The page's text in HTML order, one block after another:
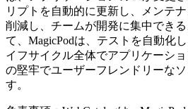
リプトを自動的に更新し、メンテ
削減し、チームが開発に集中でき
て、MagicPodは、テストを自動化
イフサイクル全体でアプリケーシ
の堅牢でユーザーフレンドリーな
す。